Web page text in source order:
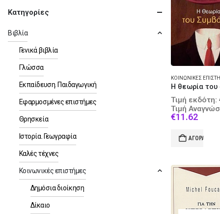
Τιμή εκδότη:
Τιμή
€11.62
is:
ΑΓΟΡΆ
Κατηγορίες
Βιβλία
Γενικά βιβλία
Γλώσσα
Εκπαίδευση. Παιδαγωγική
Εφαρμοσμένες επιστήμες
Θρησκεία
Ιστορία. Γεωγραφία
Καλές τέχνες
Κοινωνικές επιστήμες
Δημόσια διοίκηση
Δίκαιο